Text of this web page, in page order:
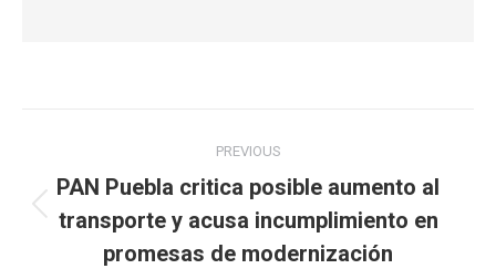
navigation
PREVIOUS
Previous
post:
PAN Puebla critica posible aumento al
transporte y acusa incumplimiento en
promesas de modernización